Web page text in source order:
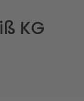
KG